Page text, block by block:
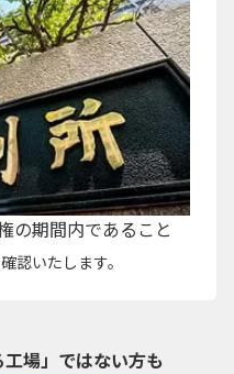
の期間内であること
認いたします。
工場」ではない方も